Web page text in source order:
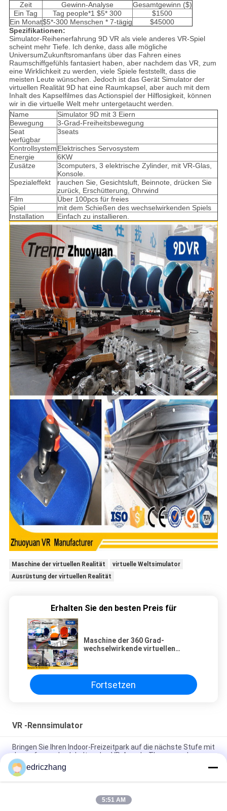
Zeit
Gewinn-Analyse
Gesamtgewinn ($)
Ein Tag
Tag people*1 $5* 300
$1500
Ein Monat$5*-300 Menschen * 7-tägig
$45000
Spezifikationen:
Simulator-Reihenerfahrung 9D VR als viele anderes VR-Spiel
scheint mehr Tiefe. Ich denke, dass alle mögliche
UniversumZukunftsromanfans über das Fahren eines
Raumschiffgefühls fantasiert haben, aber nachdem das VR, zum
eine Wirklichkeit zu werden, viele Spiele feststellt, dass die
meisten Leute wünschen. Jedoch ist das Gerät Simulator der
virtuellen Realität 9D hat eine Raumkapsel, aber auch mit dem
Inhalt des Kapselfilmes das Actionspiel der Hilflosigkeit, können
wir in die virtuelle Welt mehr untergetaucht werden.
Name
Simulator 9D mit 3 Eiern
Bewegung
3-Grad-Freiheitsbewegung
Seat
verfügbar
3seats
KontrollsystemElektrisches Servosystem
Energie
6KW
Zusätze
3computers, 3 elektrische Zylinder, mit VR-Glas,
Konsole.
Spezialeffekt
rauchen Sie, Gesichtsluft, Beinnote, drücken Sie
zurück, Erschütterung, Ohrwind
Film
Über 100pcs für freies
Spiel
mit dem Schießen des wechselwirkenden Spiels
Installation
Einfach zu installieren.
Maschine der virtuellen Realität
virtuelle Weltsimulator
Ausrüstung der virtuellen Realität
Erhalten Sie den besten Preis für
Maschine der 360 Grad-
wechselwirkende virtuellen
Fortsetzen
VR -Rennsimulator
Bringen Sie Ihren Indoor-Freizeitpark auf die nächste Stufe mit
den aufregenden Inhalten des VR-Arcade-Themenparks
Immersives 6 Sitzplätze 9D VR VR Kino Max. Kapazität von
200 kg für ein unvergessliches Erlebnis
Lassen Sie die Kraft der 9D Virtual Reality Simulator 10 Film
edriczhang
5:51 AM